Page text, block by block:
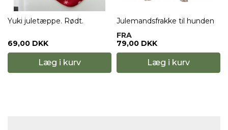
Yuki juletæppe. Rødt.
69,00 DKK
Læg i kurv
Julemandsfrakke til hunden
FRA
79,00 DKK
Læg i kurv